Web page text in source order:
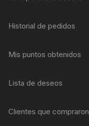
Historial de pedidos
Mis puntos obtenidos
Lista de deseos
Clientes que compraron